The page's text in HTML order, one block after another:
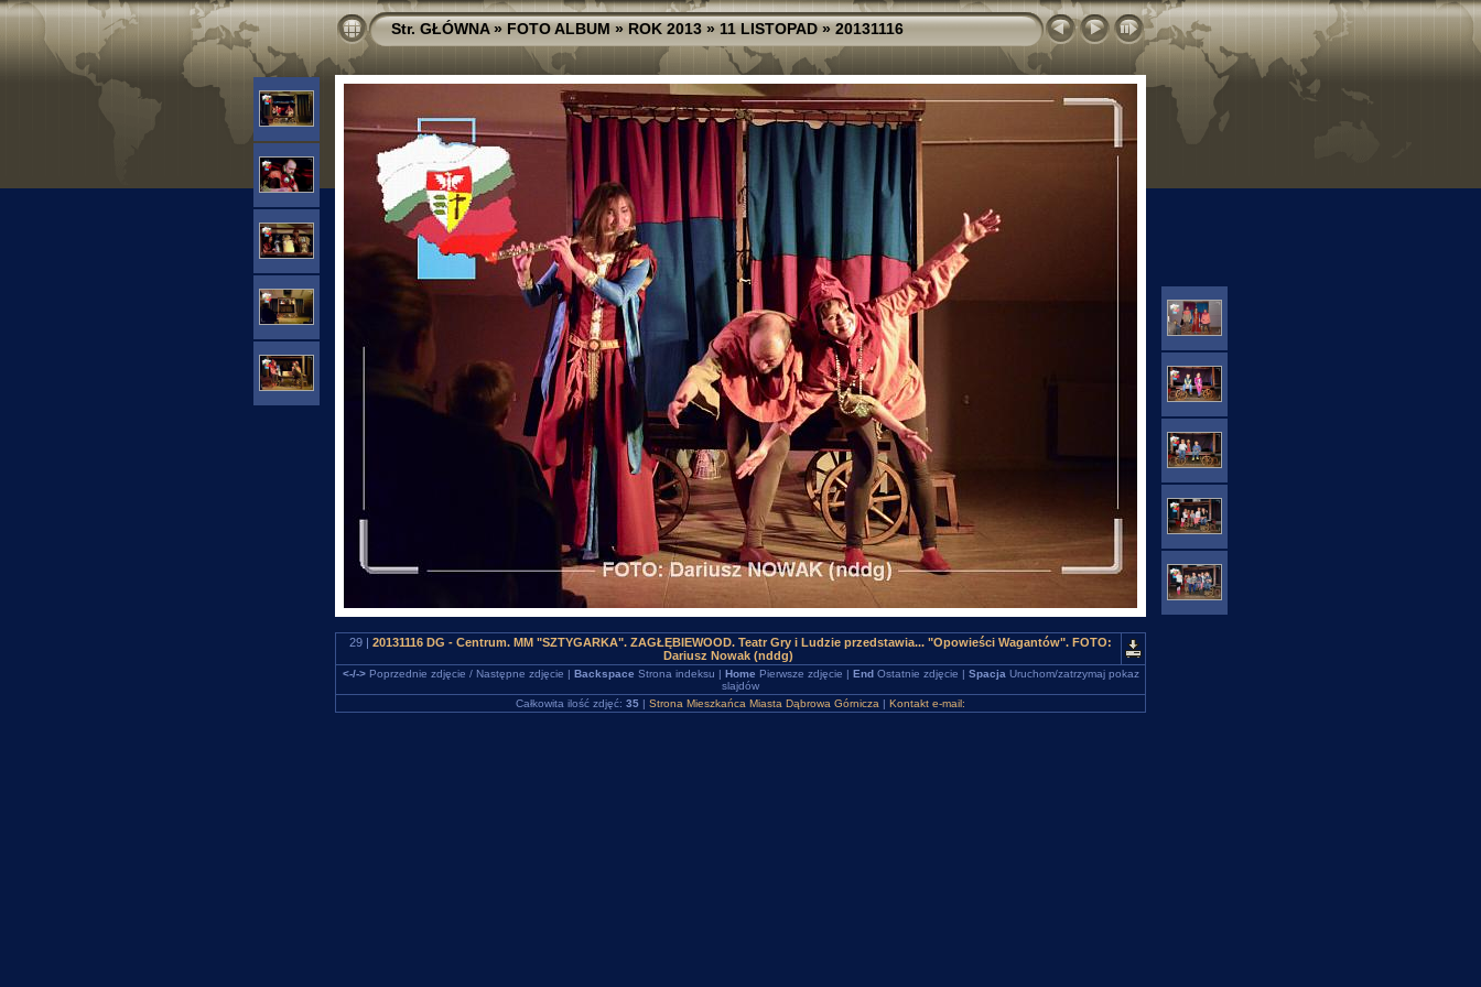
Str. GŁÓWNA»FOTO ALBUM»ROK 2013»11 LISTOPAD»20131116
29 | 20131116 DG - Centrum. MM "SZTYGARKA". ZAGŁĘBIEWOOD. Teatr Gry i Ludzie przedstawia... "Opowieści Wagantów". FOTO:
Dariusz Nowak (nddg)
<-/->Poprzednie zdjęcie / Następne zdjęcie | Backspace Strona indeksu | Home Pierwsze zdjęcie | EndOstatnie zdjęcie | Spacja Uruchom/zatrzymaj pokaz
slajdów
Całkowita ilość zdjęć: 35 | Strona Mieszkańca Miasta Dąbrowa Górnicza | Kontakt e-mail: